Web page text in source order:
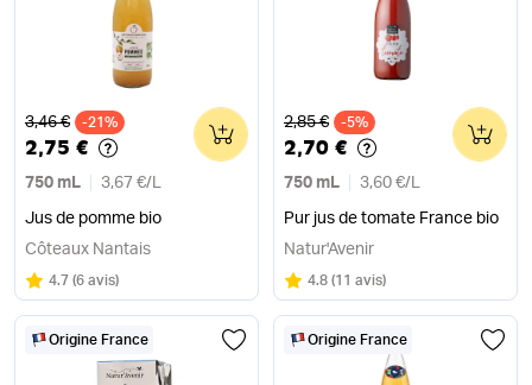
Ancien prix
3,46 € -21%
2,75 €
750 mL 3,67 €/ L
Jus de pomme bio
0
Côteaux Nantais
Note
4.7 sur 5
(6 avis)
Ancien prix
2,85 € -5%
2,70 €
750 mL 3,60 €/ L
Pur jus de tomate France bio
0
Natur'Avenir
Note
4.8 sur 5
(11 avis)
Origine France Origine France